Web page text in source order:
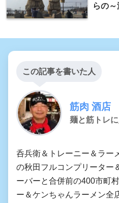
らの～
この記事を書いた人
筋肉 酒店
麺と筋トレ
呑兵衛＆トレーニー＆ラー
の秋田フルコンプリーター
ーバーと合併前の400市町
ー＆ケンちゃんラーメン全